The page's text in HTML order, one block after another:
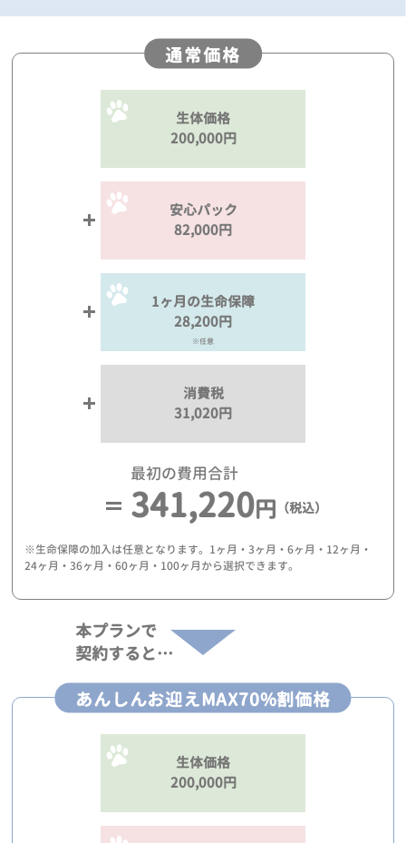
通常価格
生体価格
200,000円
安心パック
82,000円
1ヶ月の生命保障
28,200円
※任意
消費税
31,020円
最初の費用合計
341,220円 （税込）
※生命保障の加入は任意となります。1ヶ月・3ヶ月・6ヶ月・12ヶ月・
24ヶ月・36ヶ月・60ヶ月・100ヶ月から選択できます。
本プランで
契約すると…
あんしんお迎えMAX70%割価格
生体価格
200,000円